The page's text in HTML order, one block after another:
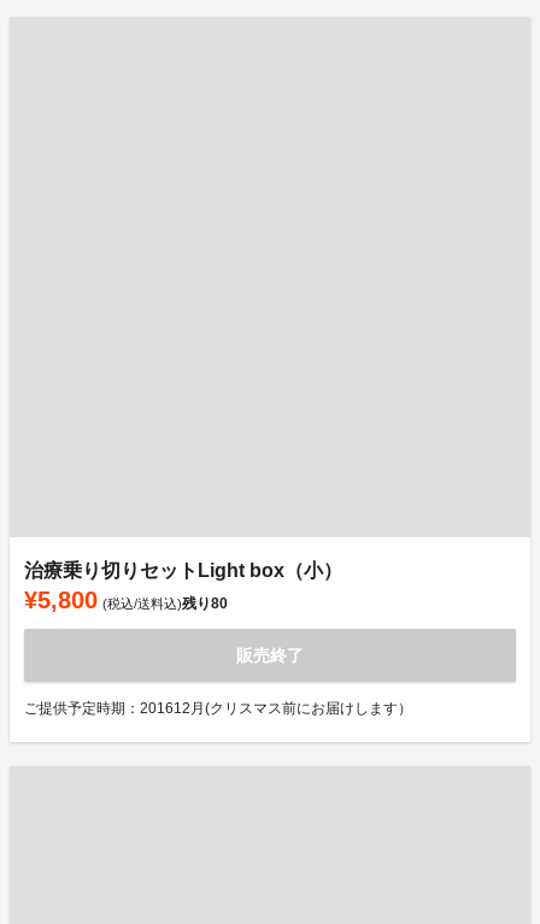
治療乗り切りセットLight box（小）
¥5,800 (税込/送料込)残り80
販売終了
ご提供予定時期：201612月(クリスマス前にお届けします）